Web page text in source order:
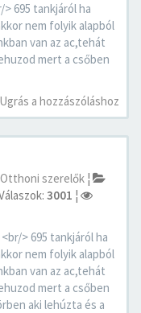
695 tankjáról ha
nem folyik alapból
van az ac,tehát
mert a csőben
Ugrás a hozzászóláshoz
Otthoni szerelők ¦
3001 ¦
> 695 tankjáról ha
nem folyik alapból
van az ac,tehát
mert a csőben
aki lehúzta és a